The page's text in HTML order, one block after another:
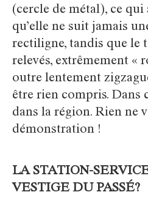
(cercle de métal), ce
qu’elle ne suit jamais
rectiligne, tandis que le
relevés, extrêmement «
outre lentement
être rien compris. Dans
dans la région. Rien ne
démonstration !
LA STATION-
VESTIGE DU PASSÉ?